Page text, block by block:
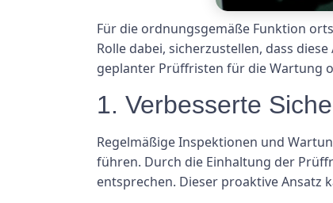
Für die ordnungsgemäße Funktion
Rolle dabei, sicherzustellen, dass
geplanter Prüffristen für die Wartung
1. Verbesserte
Regelmäßige Inspektionen und
führen. Durch die Einhaltung der
entsprechen. Dieser proaktive Ansatz